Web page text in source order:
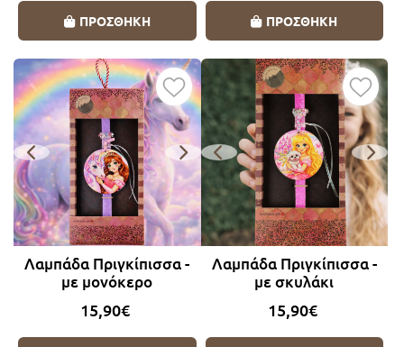
ΠΡΟΣΘΗΚΗ ΠΡΟΣΘΗΚΗ
Λαμπάδα Πριγκίπισσα -
με μονόκερο
15,90€
Λαμπάδα Πριγκίπισσα -
με σκυλάκι
15,90€